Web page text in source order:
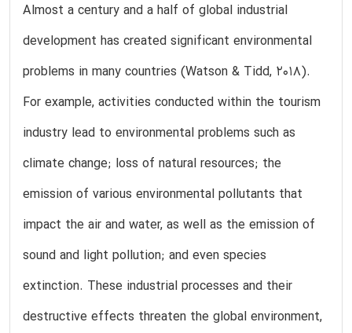
Almost a century and a half of global industrial
development has created significant environmental
problems in many countries (Watson & Tidd, 2018).
For example, activities conducted within the tourism
industry lead to environmental problems such as
climate change; loss of natural resources; the
emission of various environmental pollutants that
impact the air and water, as well as the emission of
sound and light pollution; and even species
extinction. These industrial processes and their
destructive effects threaten the global environment,